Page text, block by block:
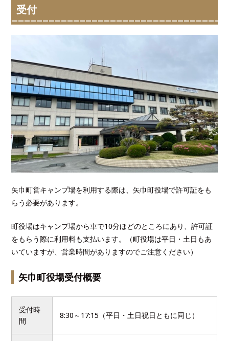
受付
矢巾町営キャンプ場を利用する際は、矢巾町役場で許可証をも
らう必要があります。
町役場はキャンプ場から車で10分ほどのところにあり、許可証
をもらう際に利用料も支払います。（町役場は平日・土日もあ
いていますが、営業時間がありますのでご注意ください）
矢巾町役場受付概要
受付時
間
8:30～17:15（平日・土日祝日ともに同じ）